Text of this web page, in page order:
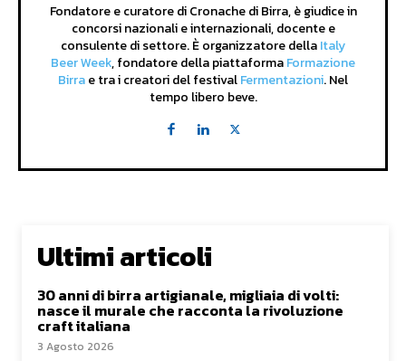
Fondatore e curatore di Cronache di Birra, è giudice in
concorsi nazionali e internazionali, docente e
consulente di settore. È organizzatore dellaItaly
Beer Week, fondatore della piattaformaFormazione
Birrae tra i creatori del festivalFermentazioni. Nel
tempo libero beve.
Ultimi articoli
30 anni di birra artigianale, migliaia di volti:
nasce il murale che racconta la rivoluzione
craft italiana
3 Agosto 2026